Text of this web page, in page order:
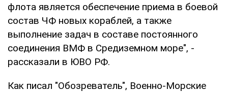
флота является обеспечение приема в боевой
состав ЧФ новых кораблей, а также
выполнение задач в составе постоянного
соединения ВМФ в Средиземном море", -
рассказали в ЮВО РФ.
Как писал "Обозреватель", Военно-Морские